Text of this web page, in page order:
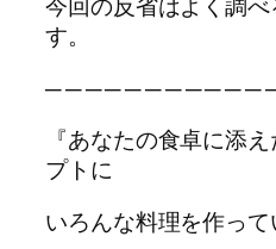
今回の反省はよく調
す。
─ ─ ─ ─ ─ ─ ─ ─ ─ ─ ─
『あなたの食卓に添
プトに
いろんな料理を作って